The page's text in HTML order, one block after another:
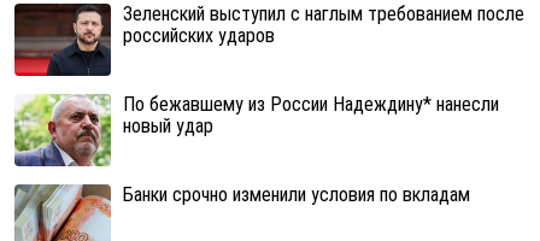
Зеленский выступил с наглым требованием после
российских ударов
По бежавшему из России Надеждину* нанесли
новый удар
Банки срочно изменили условия по вкладам